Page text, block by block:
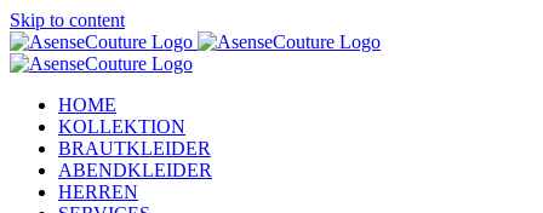
Skip to content
HOME
KOLLEKTION
BRAUTKLEIDER
ABENDKLEIDER
HERREN